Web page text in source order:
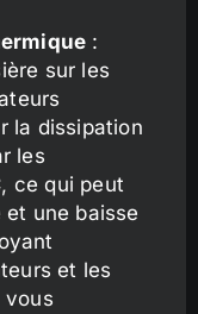
:
sur les
la dissipation
les
ce qui peut
une baisse
et les
vous